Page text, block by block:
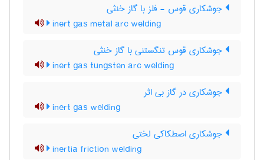
جوشکاری قوس - فلز با گاز خنثی
inert gas metal arc welding
جوشکاری قوس تنگستنی با گاز خنثی
inert gas tungsten arc welding
جوشکاری در گاز بی اثر
inert gas welding
جوشکاری اصطکاکی لختی
inertia friction welding